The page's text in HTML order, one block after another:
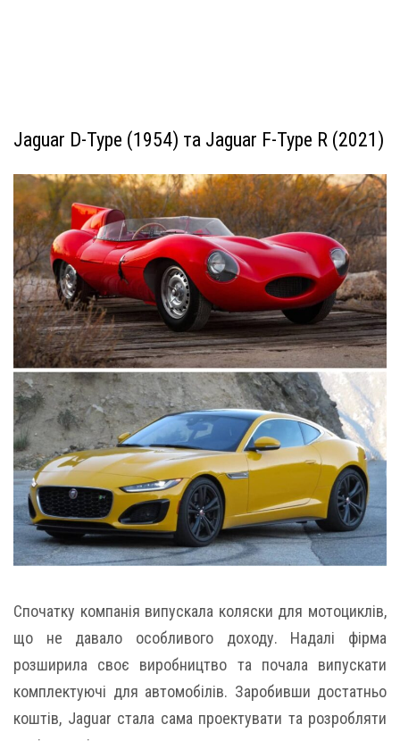
Jaguar D-Type (1954) та Jaguar F-Type R (2021)
Спочатку компанія випускала коляски для мотоциклів,
що не давало особливого доходу. Надалі фірма
розширила своє виробництво та почала випускати
комплектуючі для автомобілів. Заробивши достатньо
коштів, Jaguar стала сама проектувати та розробляти